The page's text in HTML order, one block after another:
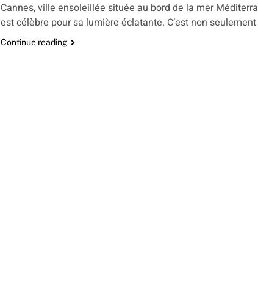
Cannes, ville ensoleillée située au bord de la mer
est célèbre pour sa lumière éclatante. C’est non
Continue reading